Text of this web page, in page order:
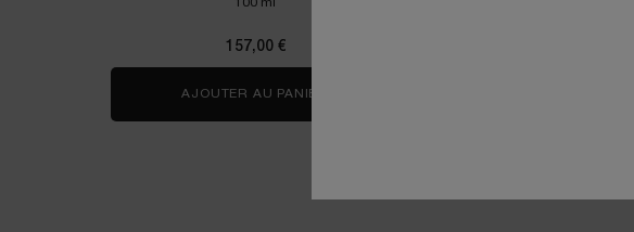
100 ml
157,00 €
AJOUTER AU PANIER